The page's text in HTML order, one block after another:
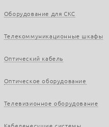
Оборудование для СКС
Телекоммуникационные шкафы
Оптический кабель
Оптическое оборудование
Телевизионное оборудование